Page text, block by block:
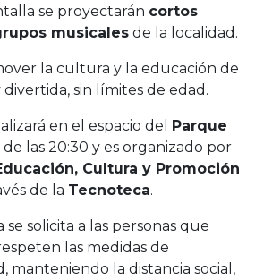
se proyectarán cortos
musicales de la localidad.
la cultura y la educación de
sin límites de edad.
en el espacio del Parque
las 20:30 y es organizado por
Cultura y Promoción
de la Tecnoteca.
solicita a las personas que
las medidas de
manteniendo la distancia social,